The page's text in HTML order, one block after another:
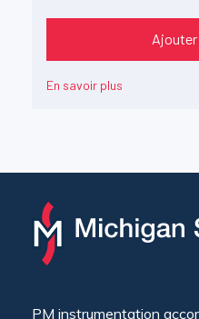
Ajouter
En savoir plus
PM instrumentation